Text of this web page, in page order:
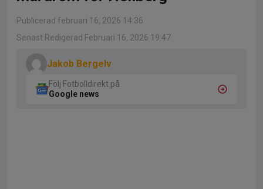
Publicerad februari 16, 2026 14:36
Senast Redigerad Februari 16, 2026 19:47
Jakob Bergelv
Följ Fotbolldirekt på
Google news